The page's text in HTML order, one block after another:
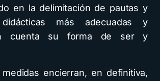
en la delimitación de pautas y
didácticas más adecuadas y
cuenta su forma de ser y
encierran, en definitiva,